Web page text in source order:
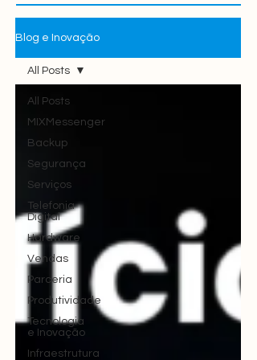
Blog e Inovação
All Posts
MIXMessenger
Backup
Segurança
Serviços
Telefonia
Digital
Hardware
Vendas
Parceria
Produtividade
Tecnologia
e Inovação
Infraestrutura
All Posts